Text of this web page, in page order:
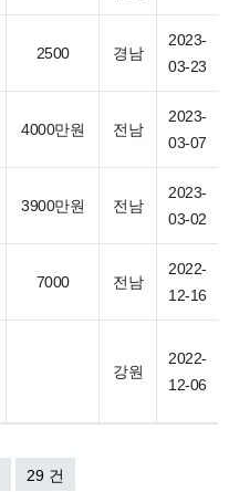
2500 경남
2023-
03-23
4000만원 전남
2023-
03-07
3900만원 전남
2023-
03-02
7000 전남
2022-
12-16
강원
2022-
12-06
29 건